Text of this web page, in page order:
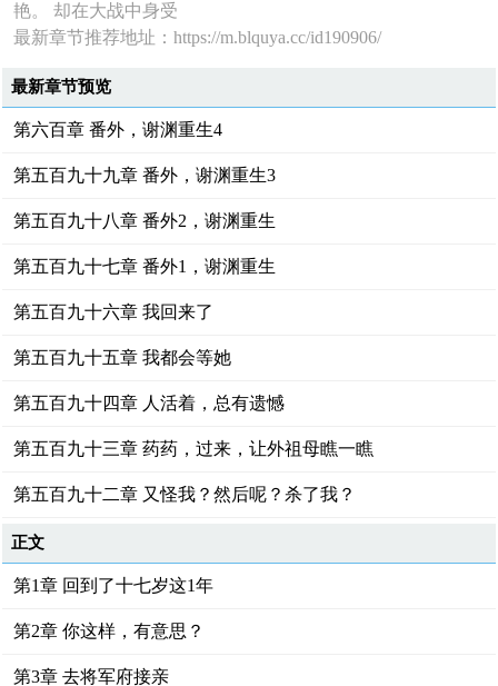
艳。 却在大战中身受
最新章节推荐地址：https://m.blquya.cc/id190906/
最新章节预览
第六百章 番外，谢渊重生4
第五百九十九章 番外，谢渊重生3
第五百九十八章 番外2，谢渊重生
第五百九十七章 番外1，谢渊重生
第五百九十六章 我回来了
第五百九十五章 我都会等她
第五百九十四章 人活着，总有遗憾
第五百九十三章 药药，过来，让外祖母瞧一瞧
第五百九十二章 又怪我？然后呢？杀了我？
正文
第1章 回到了十七岁这1年
第2章 你这样，有意思？
第3章 去将军府接亲